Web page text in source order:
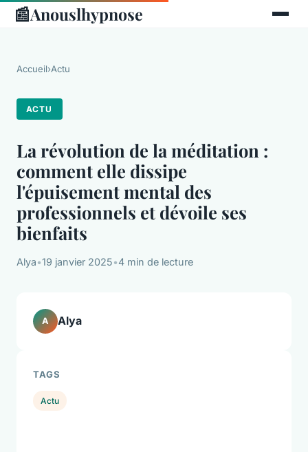
📰Anouslhypnose
Accueil›Actu
ACTU
La révolution de la méditation :
comment elle dissipe
l'épuisement mental des
professionnels et dévoile ses
bienfaits
Alya•19 janvier 2025•4 min de lecture
A Alya
TAGS
Actu